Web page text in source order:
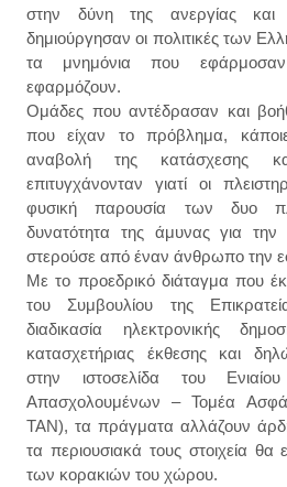
στην δύνη της ανεργίας
δημιούργησαν οι πολιτικές των
τα μνημόνια που
εφαρμόζουν.
Ομάδες που αντέδρασαν και
που είχαν το πρόβλημα,
αναβολή της κατάσχεσης
επιτυγχάνονταν γιατί οι
φυσική παρουσία των δυο
δυνατότητα της άμυνας για
στερούσε από έναν άνθρωπο την
Με το προεδρικό διάταγμα που
του Συμβουλίου της
διαδικασία ηλεκτρονικής
κατασχετήριας έκθεσης και
στην ιστοσελίδα του
Απασχολουμένων – Τομέα
ΤΑΝ), τα πράγματα αλλάζουν
τα περιουσιακά τους στοιχεία θα
των κορακιών του χώρου.